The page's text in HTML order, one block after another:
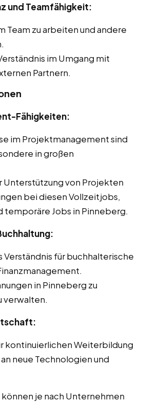
und Teamfähigkeit:
Team zu arbeiten und andere
im Umgang mit
Partnern.
Fähigkeiten:
im Projektmanagement sind
in großen
Unterstützung von Projekten
bei diesen Vollzeitjobs,
temporäre Jobs in Pinneberg.
Verständnis für buchhalterische
in Pinneberg zu
verwalten.
kontinuierlichen Weiterbildung
neue Technologien und
je nach Unternehmen